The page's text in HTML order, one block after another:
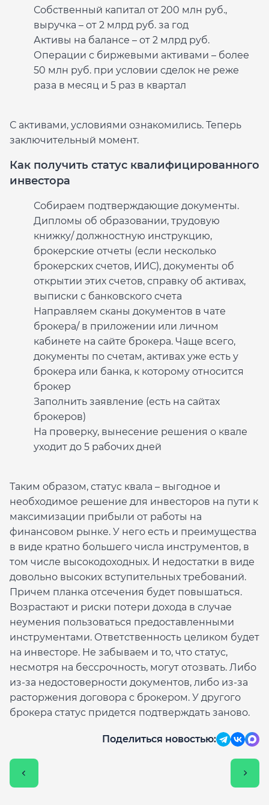
Собственный капитал от 200 млн руб.,
выручка – от 2 млрд руб. за год
Активы на балансе – от 2 млрд руб.
Операции с биржевыми активами – более
50 млн руб. при условии сделок не реже
раза в месяц и 5 раз в квартал
С активами, условиями ознакомились. Теперь
заключительный момент.
Как получить статус квалифицированного
инвестора
Собираем подтверждающие документы.
Дипломы об образовании, трудовую
книжку/ должностную инструкцию,
брокерские отчеты (если несколько
брокерских счетов, ИИС), документы об
открытии этих счетов, справку об активах,
выписки с банковского счета
Направляем сканы документов в чате
брокера/ в приложении или личном
кабинете на сайте брокера. Чаще всего,
документы по счетам, активах уже есть у
брокера или банка, к которому относится
брокер
Заполнить заявление (есть на сайтах
брокеров)
На проверку, вынесение решения о квале
уходит до 5 рабочих дней
Таким образом, статус квала – выгодное и
необходимое решение для инвесторов на пути к
максимизации прибыли от работы на
финансовом рынке. У него есть и преимущества
в виде кратно большего числа инструментов, в
том числе высокодоходных. И недостатки в виде
довольно высоких вступительных требований.
Причем планка отсечения будет повышаться.
Возрастают и риски потери дохода в случае
неумения пользоваться предоставленными
инструментами. Ответственность целиком будет
на инвесторе. Не забываем и то, что статус,
несмотря на бессрочность, могут отозвать. Либо
из-за недостоверности документов, либо из-за
расторжения договора с брокером. У другого
брокера статус придется подтверждать заново.
Поделиться новостью: